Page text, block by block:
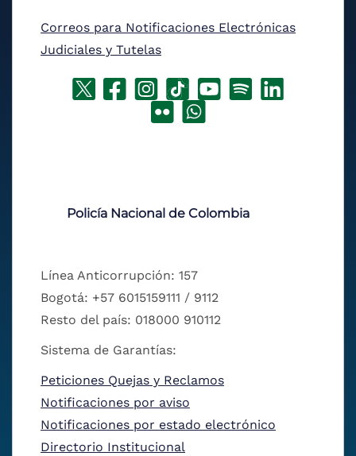
Correos para Notificaciones Electrónicas
Judiciales y Tutelas
Policía Nacional de Colombia
Línea Anticorrupción: 157
Bogotá: +57 6015159111 / 9112
Resto del país: 018000 910112
Sistema de Garantías:
Peticiones Quejas y Reclamos
Notificaciones por aviso
Notificaciones por estado electrónico
Directorio Institucional